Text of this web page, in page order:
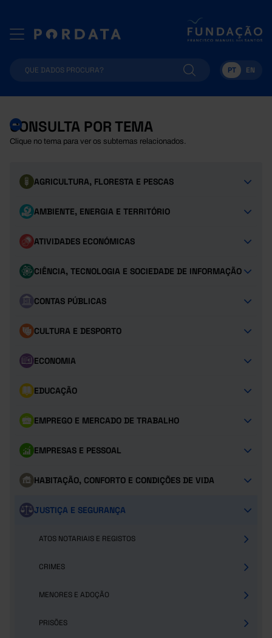
PT EN
CONSULTA POR TEMA
Clique no tema para ver os subtemas relacionados.
AGRICULTURA, FLORESTA E PESCAS
AMBIENTE, ENERGIA E TERRITÓRIO
ATIVIDADES ECONÓMICAS
CIÊNCIA, TECNOLOGIA E SOCIEDADE DE INFORMAÇÃO
CONTAS PÚBLICAS
CULTURA E DESPORTO
ECONOMIA
EDUCAÇÃO
EMPREGO E MERCADO DE TRABALHO
EMPRESAS E PESSOAL
HABITAÇÃO, CONFORTO E CONDIÇÕES DE VIDA
JUSTIÇA E SEGURANÇA
ATOS NOTARIAIS E REGISTOS
CRIMES
MENORES E ADOÇÃO
PRISÕES